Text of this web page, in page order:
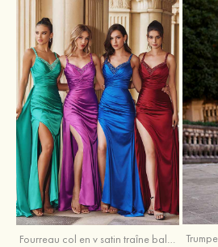
Fourreau col en v satin traîne balayage robe de bal